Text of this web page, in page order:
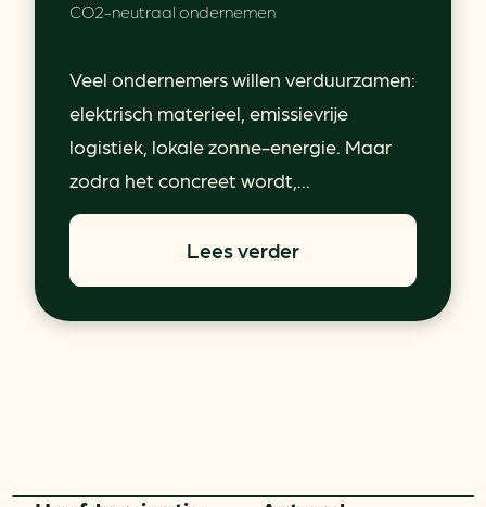
CO2-neutraal ondernemen
Veel ondernemers willen verduurzamen:
elektrisch materieel, emissievrije
logistiek, lokale zonne-energie. Maar
zodra het concreet wordt,...
Lees verder